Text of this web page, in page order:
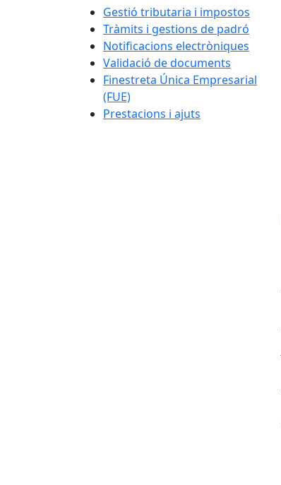
Gestió tributaria i impostos
Tràmits i gestions de padró
Notificacions electròniques
Validació de documents
Finestreta Única Empresarial
(FUE)
Prestacions i ajuts